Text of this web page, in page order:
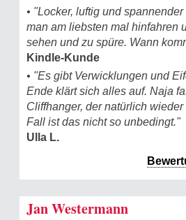
• "Locker, luftig und
man am liebsten mal hinfahren
sehen und zu spüre. Wann
Kindle-Kunde
• "Es gibt Verwicklungen und
Ende klärt sich alles auf. Naja
Cliffhanger, der natürlich
Fall ist das nicht so unbedingt."
Ulla L.
Jan Westermann